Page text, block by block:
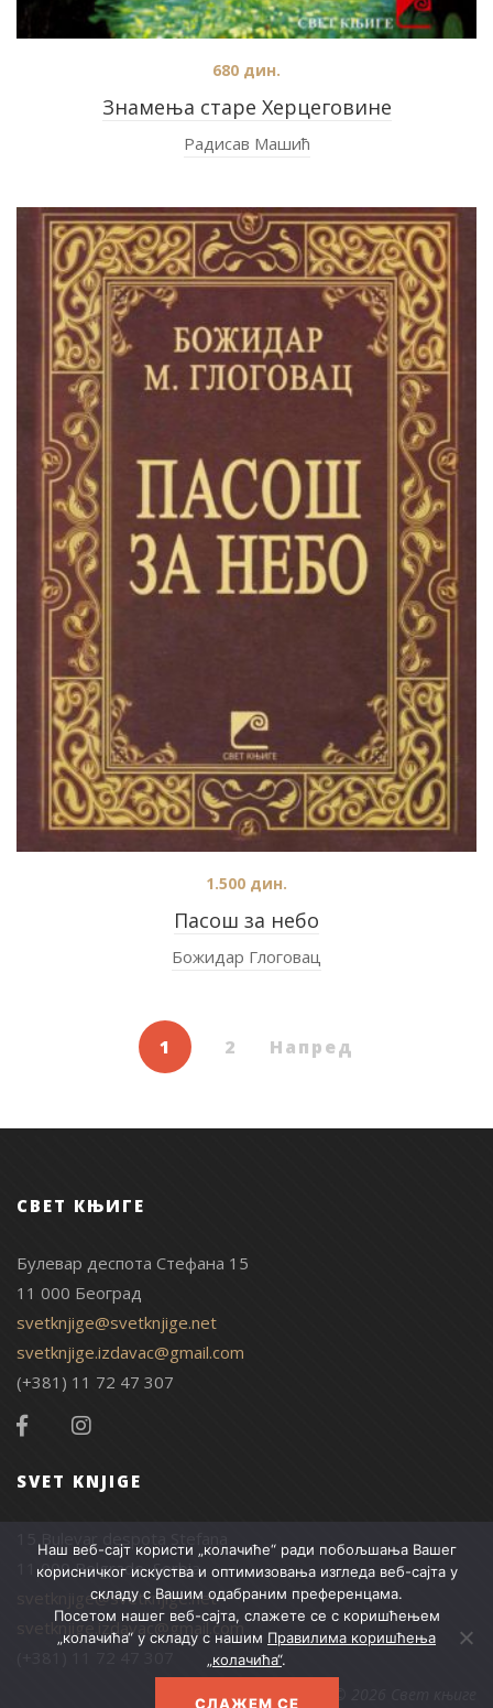
Знамења старе Херцеговине
680 дин.
Радисав Машић
Пасош за небо
1.500 дин.
Божидар Глоговац
1 2 Напред
СВЕТ КЊИГЕ
Булевар деспота Стефана 15
11 000 Београд
svetknjige@svetknjige.net
svetknjige.izdavac@gmail.com
(+381) 11 72 47 307
SVET KNJIGE
11 000 Belgrade, Serbia
svetknjige@svetknjige.net
svetknjige.izdavac@gmail.com
Наш веб-сајт користи „колачиће“ ради побољшања Вашег
корисничког искуства и оптимизовања изгледа веб-сајта у
складу с Вашим одабраним преференцама.
Посетом нашег веб-сајта, слажете се с коришћењем
„колачића“ у складу с нашим Правилима коришћења
„колачића“.
СЛАЖЕМ СЕ